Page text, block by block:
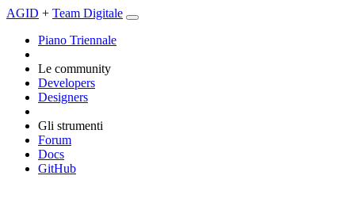
AGID + Team Digitale
Piano Triennale
Le community
Developers
Designers
Gli strumenti
Forum
Docs
GitHub